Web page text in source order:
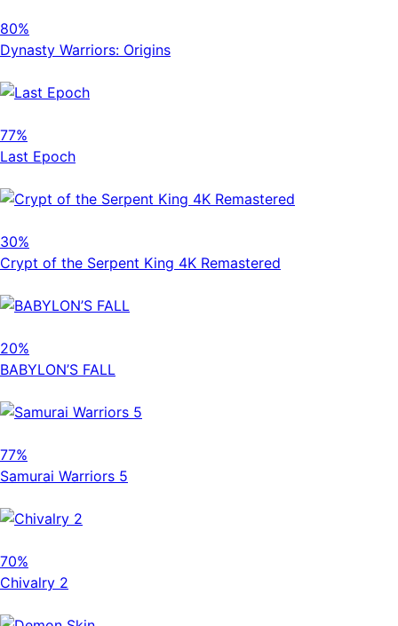
80%
Dynasty Warriors: Origins
77%
Last Epoch
30%
Crypt of the Serpent King 4K Remastered
20%
BABYLON’S FALL
77%
Samurai Warriors 5
70%
Chivalry 2